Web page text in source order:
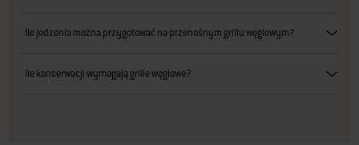
Ile jedzenia można przygotować na przenośnym grillu węglowym?
Ile konserwacji wymagają grille węglowe?